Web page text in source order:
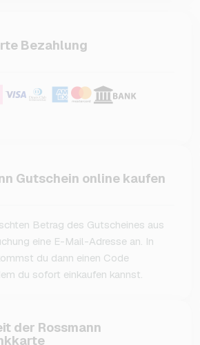
Bezahlung
Gutschein online kaufen
Betrag des Gutscheines aus
eine E-Mail-Adresse an. In
du dann einen Code
du sofort einkaufen kannst.
der Rossmann